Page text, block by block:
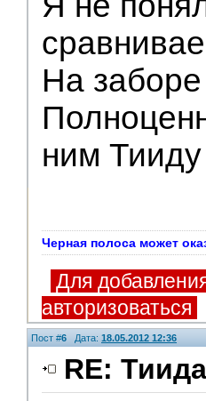
На
ним
Черная полоса может
Для
авторизоваться
Пост #6 Дата: 18.05.2012 12:36
RE: